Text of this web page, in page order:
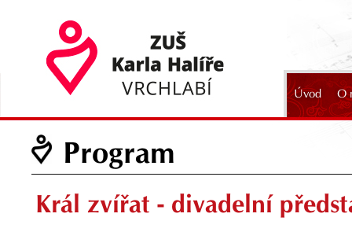
Úvod O
Program
Král zvířat - divadelní